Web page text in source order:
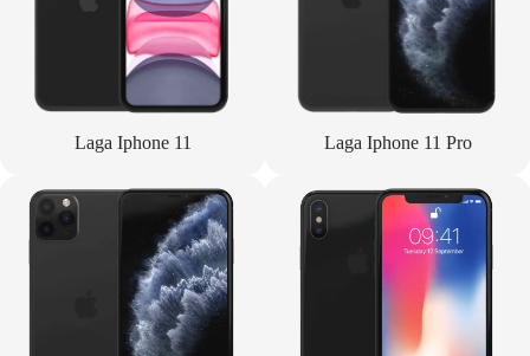
Laga Iphone 11 Laga Iphone 11 Pro